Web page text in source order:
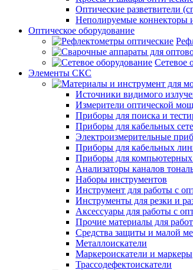
Оптические разветвители
Неполируемые коннекторы
Оптическое оборудование
Сетевое
Элементы СКС
Источники видимого
Измерители оптической
Приборы для поиска и
Приборы для кабельных
Электроизмерительные
Приборы для кабельных
Приборы для компьютерных
Анализаторы каналов
Наборы инструментов
Инструмент для работы с
Инструменты для резки и
Аксессуары для работы с
Прочие материалы для
Средства защиты и малой
Металлоискатели
Маркероискатели и маркеры
Трассодефектоискатели